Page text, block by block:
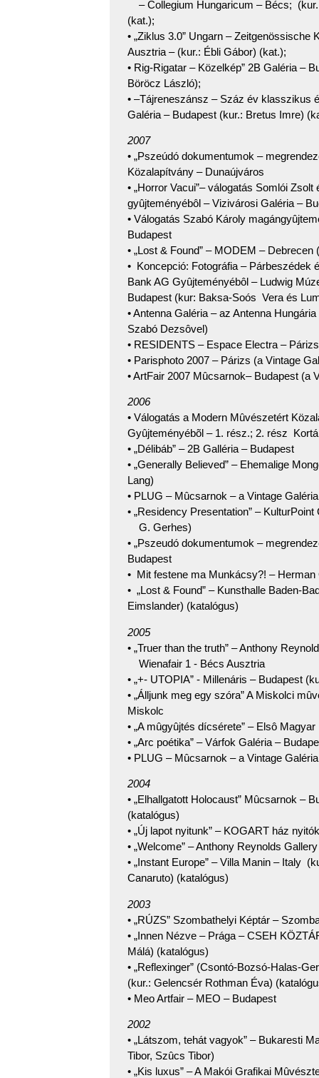
– Collegium Hungaricum – Bécs;
(kat.);
• „Ziklus 3.0” Ungarn – Zeitgenössische
Ausztria – (kur.: Ébli Gábor) (kat.);
• Rig-Rigatar – Közelkép” 2B Galéria –
Böröcz László);
• –Tájreneszánsz – Száz év klasszikus
Galéria – Budapest (kur.: Bretus Imre)
2007
• „Pszeúdó dokumentumok –
Közalapítvány – Dunaújváros
• „Horror Vacui”– válogatás Somlói
gyûjteményébôl – Vizivárosi Galéria –
• Válogatás Szabó Károly
Budapest
• „Lost & Found” – MODEM –
• Koncepció: Fotográfia – Párbeszédek
Bank AG Gyûjteményébôl – Ludwig
Budapest (kur: Baksa-Soós Vera és
• Antenna Galéria – az Antenna
Szabó Dezsôvel)
• RESIDENTS – Espace Electra –
• Parisphoto 2007 – Párizs (a Vintage
• ArtFair 2007 Mûcsarnok– Budapest (a
2006
• Válogatás a Modern Mûvészetért
Gyûjteményébõl – 1. rész.; 2. rész
• „Délibáb” – 2B Galléria – Budapest
• „Generally Believed” – Ehemalige
Lang)
• PLUG – Mûcsarnok – a Vintage
• „Residency Presentation” –
G. Gerhes)
• „Pszeudó dokumentumok –
Budapest
• Mit festene ma Munkácsy?! –
• „Lost & Found” – Kunsthalle Baden-
Eimslander) (katalógus)
2005
• „Truer than the truth” – Anthony
Wienafair 1 - Bécs Ausztria
• „+- UTOPIA” - Millenáris – Budapest
• „Álljunk meg egy szóra” A Miskolci
Miskolc
• „A mûgyûjtés dícsérete” – Elsô
• „Arc poétika” – Várfok Galéria –
• PLUG – Mûcsarnok – a Vintage
2004
• „Elhallgatott Holocaust” Mûcsarnok –
(katalógus)
• „Új lapot nyitunk” – KOGART ház
• „Welcome” – Anthony Reynolds
• „Instant Europe” – Villa Manin – Italy
Canaruto) (katalógus)
2003
• „RÚZS” Szombathelyi Képtár –
• „Innen Nézve – Prága – CSEH
Málá) (katalógus)
• „Reflexinger” (Csontó-Bozsó-Halas-
(kur.: Gelencsér Rothman Éva)
• Meo Artfair – MEO – Budapest
2002
• „Látszom, tehát vagyok” – Bukaresti
Tibor, Szûcs Tibor)
• „Kis luxus” – A Makói Grafikai